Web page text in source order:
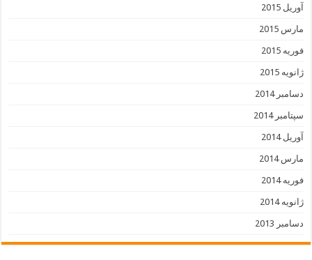
آوریل 2015
مارس 2015
فوریه 2015
ژانویه 2015
دسامبر 2014
سپتامبر 2014
آوریل 2014
مارس 2014
فوریه 2014
ژانویه 2014
دسامبر 2013